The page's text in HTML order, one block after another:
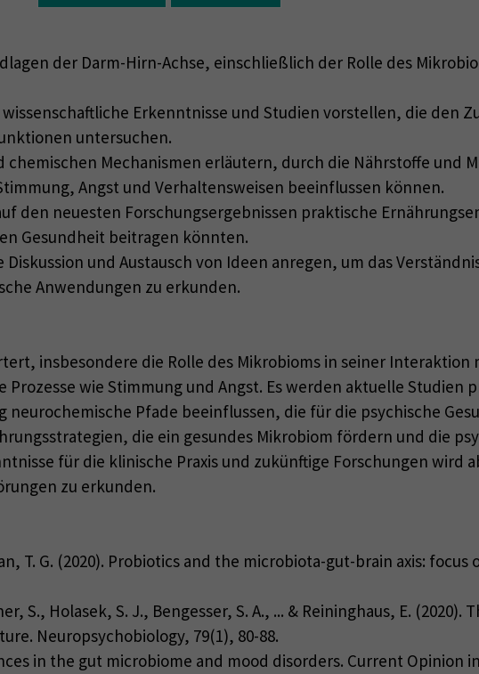
der Darm-Hirn-Achse, einschließlich der Rolle des
Erkenntnisse und Studien vorstellen, die den
untersuchen.
Mechanismen erläutern, durch die Nährstoffe und
Angst und Verhaltensweisen beeinflussen können.
den neuesten Forschungsergebnissen praktische
Gesundheit beitragen könnten.
und Austausch von Ideen anregen, um das
Anwendungen zu erkunden.
insbesondere die Rolle des Mikrobioms in seiner
Prozesse wie Stimmung und Angst. Es werden aktuelle
Pfade beeinflussen, die für die psychische
die ein gesundes Mikrobiom fördern und die
für die klinische Praxis und zukünftige Forschungen wird
zu erkunden.
T. G. (2020). Probiotics and the microbiota-gut-brain axis:
S., Holasek, S. J., Bengesser, S. A., ... & Reininghaus, E.
Neuropsychobiology, 79(1), 80-88.
in the gut microbiome and mood disorders. Current Opinion